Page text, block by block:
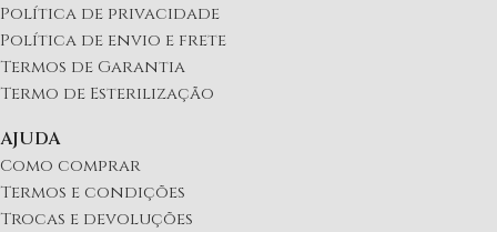
Política de privacidade
Política de envio e frete
Termos de Garantia
Termo de Esterilização
AJUDA
Como comprar
Termos e condições
Trocas e devoluções